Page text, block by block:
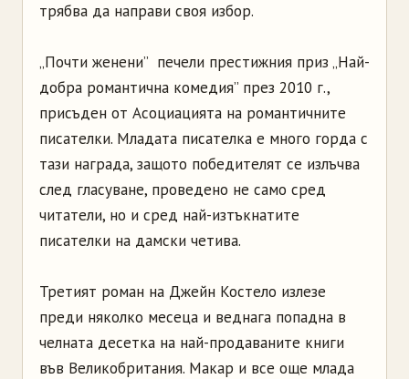
трябва да направи своя избор.
„Почти женени” печели престижния приз „Най-
добра романтична комедия” през 2010 г.,
присъден от Асоциацията на романтичните
писателки. Младата писателка е много горда с
тази награда, защото победителят се излъчва
след гласуване, проведено не само сред
читатели, но и сред най-изтъкнатите
писателки на дамски четива.
Третият роман на Джейн Костело излезе
преди няколко месеца и веднага попадна в
челната десетка на най-продаваните книги
във Великобритания. Макар и все още млада